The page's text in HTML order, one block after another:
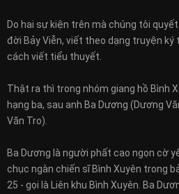
Do hai sự kiện trên mà chúng tôi
đời Bảy Viễn, viết theo dạng truyện
cách viết tiểu thuyết.
Thật ra thì trong nhóm giang hồ Bình
hạng ba, sau anh Ba Dương (Dương
Văn Tro).
Ba Dương là người phất cao ngọn cờ
chục ngàn chiến sĩ Bình Xuyên trong
25 - gọi là Liên khu Bình Xuyên. Ba